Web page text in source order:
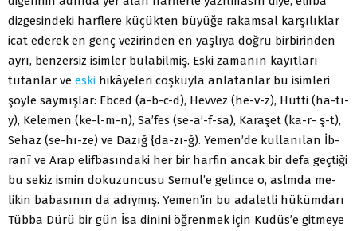
dizgesindeki harf­lere küçükten büyüğe rakamsal karşılıklar
icat ederek en genç vezirinden en yaşlıya doğru bir­birinden
ayrı, benzersiz isimler bulabilmiş. Eski zamanın kayıtları
tutanlar ve eski hikâyeleri coşkuyla anlatanlar bu isim­leri
şöyle saymışlar: Ebced (a-b-c-d), Hevvez (he-v-z), Hutti (ha-tı-
y), Kelemen (ke-l-m-n), Sa’fes (se-a’-f-sa), Karaşet (ka-r- ş-t),
Sehaz (se-hı-ze) ve Dazığ {da-zı-ğ). Yemen’de kullanılan İb­
ranî ve Arap elifbasındaki her bir harfin ancak bir defa geçtiği
bu sekiz ismin dokuzuncusu Semul’e gelince o, aslmda me­
likin babasının da adıymış. Yemen’in bu adaletli hükümdarı
Tübba Dürü bir gün İsa dinini öğrenmek için Kudüs’e gitmeye